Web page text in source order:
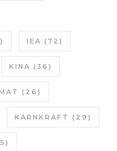
IEA (72)
KINA (36)
(26)
KÄRNKRAFT (29)